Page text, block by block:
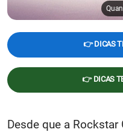
👉 DICAS
👉 DICAS
Desde que a